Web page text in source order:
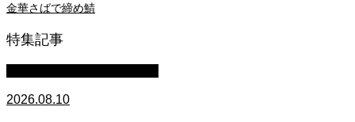
金華さばで締め鯖
特集記事
2026.08.10